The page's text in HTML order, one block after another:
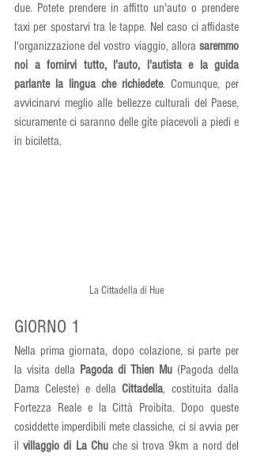
due. Potete prendere in affitto un'auto o prendere
taxi per spostarvi tra le tappe. Nel caso ci affidaste
l'organizzazione del vostro viaggio, allora saremmo
noi a fornirvi tutto, l'auto, l'autista e la guida
parlante la lingua che richiedete. Comunque, per
avvicinarvi meglio alle bellezze culturali del Paese,
sicuramente ci saranno delle gite piacevoli a piedi e
in biciletta.
La Cittadella di Hue
GIORNO 1
Nella prima giornata, dopo colazione, si parte per
la visita della Pagoda di Thien Mu (Pagoda della
Dama Celeste) e della Cittadella, costituita dalla
Fortezza Reale e la Città Proibita. Dopo queste
cosiddette imperdibili mete classiche, ci si avvia per
il villaggio di La Chu che si trova 9km a nord del